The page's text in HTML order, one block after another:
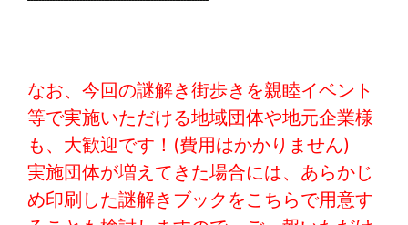
なお、今回の謎解き街歩きを親睦イベント
等で実施いただける地域団体や地元企業様
も、大歓迎です！(費用はかかりません)
実施団体が増えてきた場合には、あらかじ
め印刷した謎解きブックをこちらで用意す